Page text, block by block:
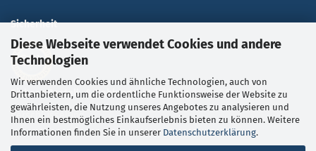
Diese Webseite verwendet Cookies und andere
Technologien
Wir verwenden Cookies und ähnliche Technologien, auch von
Drittanbietern, um die ordentliche Funktionsweise der Website zu
gewährleisten, die Nutzung unseres Angebotes zu analysieren und
Ihnen ein bestmögliches Einkaufserlebnis bieten zu können. Weitere
Informationen finden Sie in unserer Datenschutzerklärung.
Sicherheit
Sichere Bestell- & Zahlungsabwicklungdurch SSL-
Verschlüsselung